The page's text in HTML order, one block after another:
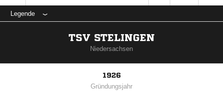
Legende
TSV STELINGEN
Niedersachsen
1926
Gründungsjahr